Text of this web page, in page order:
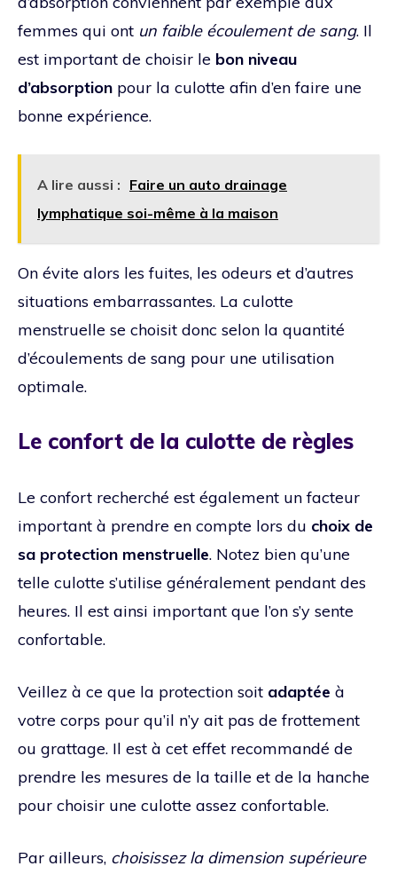
femmes qui ont un faible écoulement de sang. Il
est important de choisir le bon niveau
d’absorption pour la culotte afin d’en faire une
bonne expérience.
A lire aussi : Faire un auto drainage
lymphatique soi-même à la maison
On évite alors les fuites, les odeurs et d’autres
situations embarrassantes. La culotte
menstruelle se choisit donc selon la quantité
d’écoulements de sang pour une utilisation
optimale.
Le confort de la culotte de règles
Le confort recherché est également un facteur
important à prendre en compte lors du choix de
sa protection menstruelle. Notez bien qu’une
telle culotte s’utilise généralement pendant des
heures. Il est ainsi important que l’on s’y sente
confortable.
Veillez à ce que la protection soit adaptée à
votre corps pour qu’il n’y ait pas de frottement
ou grattage. Il est à cet effet recommandé de
prendre les mesures de la taille et de la hanche
pour choisir une culotte assez confortable.
Par ailleurs, choisissez la dimension supérieure